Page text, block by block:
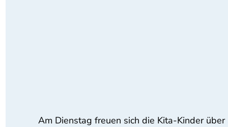
Am Dienstag freuen sich die Kita-Kinder